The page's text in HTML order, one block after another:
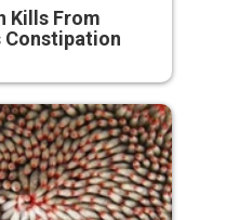
Kills From
Constipation